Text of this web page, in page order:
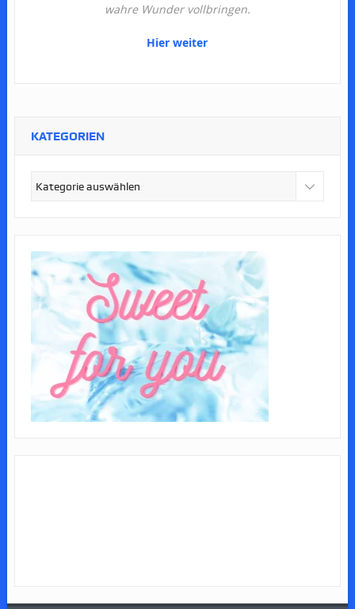
wahre Wunder vollbringen.
Hier weiter
KATEGORIEN